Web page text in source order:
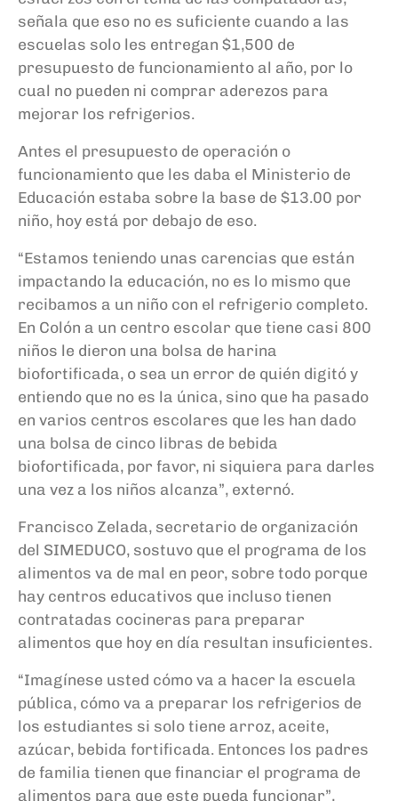
señala que eso no es suficiente cuando a las
escuelas solo les entregan $1,500 de
presupuesto de funcionamiento al año, por lo
cual no pueden ni comprar aderezos para
mejorar los refrigerios.
Antes el presupuesto de operación o
funcionamiento que les daba el Ministerio de
Educación estaba sobre la base de $13.00 por
niño, hoy está por debajo de eso.
“Estamos teniendo unas carencias que están
impactando la educación, no es lo mismo que
recibamos a un niño con el refrigerio completo.
En Colón a un centro escolar que tiene casi 800
niños le dieron una bolsa de harina
biofortificada, o sea un error de quién digitó y
entiendo que no es la única, sino que ha pasado
en varios centros escolares que les han dado
una bolsa de cinco libras de bebida
biofortificada, por favor, ni siquiera para darles
una vez a los niños alcanza”, externó.
Francisco Zelada, secretario de organización
del SIMEDUCO, sostuvo que el programa de los
alimentos va de mal en peor, sobre todo porque
hay centros educativos que incluso tienen
contratadas cocineras para preparar
alimentos que hoy en día resultan insuficientes.
“Imagínese usted cómo va a hacer la escuela
pública, cómo va a preparar los refrigerios de
los estudiantes si solo tiene arroz, aceite,
azúcar, bebida fortificada. Entonces los padres
de familia tienen que financiar el programa de
alimentos para que este pueda funcionar”,